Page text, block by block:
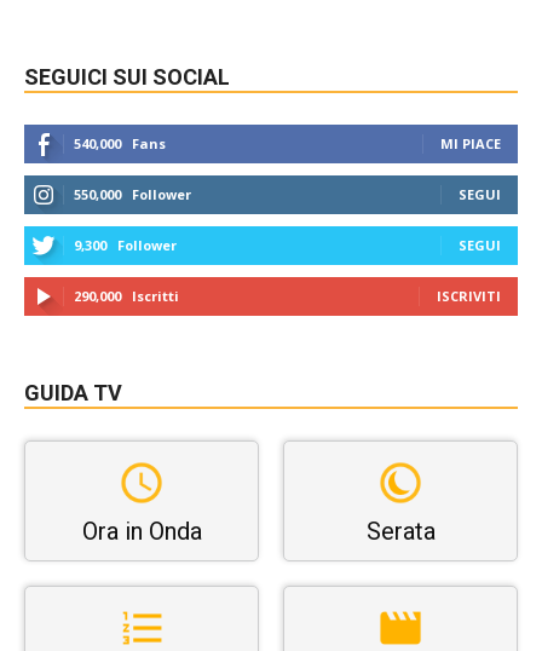
SEGUICI SUI SOCIAL
540,000 Fans MI PIACE
550,000 Follower SEGUI
9,300 Follower SEGUI
290,000 Iscritti ISCRIVITI
GUIDA TV
Ora in Onda Serata